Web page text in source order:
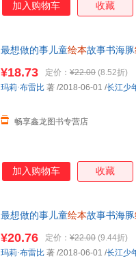
加入购物车 收藏
最想做的事儿童绘本故事书海豚
联系在线小当当客服
¥18.73 定价： ¥22.00 (8.52折)
畅享鑫龙图书专营店
玛莉·布雷比 著 /2018-06-01 /长江少
加入购物车 收藏
最想做的事儿童绘本故事书海豚
店所有商品均可开票】
¥20.76 定价： ¥22.00 (9.44折)
玛莉·布雷比 著 /2018-06-01 /长江少